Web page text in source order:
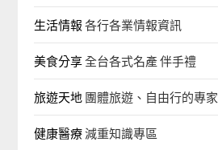
生活情報 各行各業情報資訊
美食分享全台各式名產 伴手禮
旅遊天地 團體旅遊、自由行的專家‎
健康醫療減重知識專區